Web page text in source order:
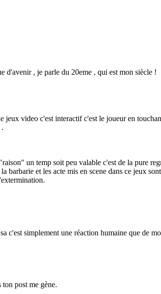
d'avenir , je parle du 20eme , qui est mon siècle !
jeux video c'est interactif c'est le joueur en
un temp soit peu valable c'est de la pure
barbarie et les acte mis en scene dans ce jeux
c'est simplement une réaction humaine que de
post me gène.